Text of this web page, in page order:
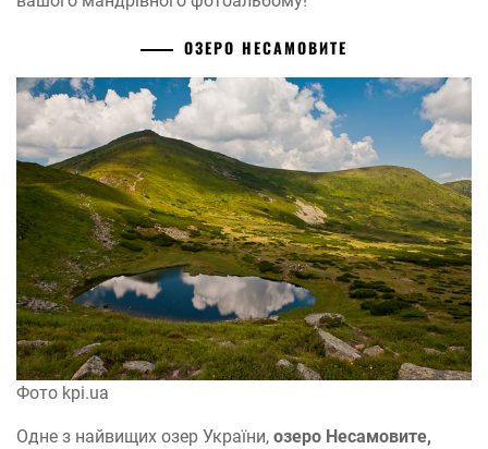
ОЗЕРО НЕСАМОВИТЕ
Фото kpi.ua
Одне з найвищих озер України, озеро Несамовите,